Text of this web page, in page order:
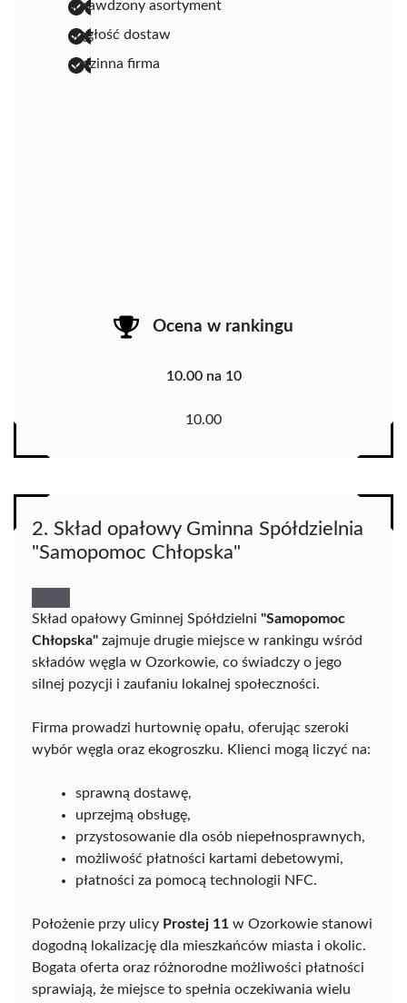
sprawdzony asortyment
ciągłość dostaw
rodzinna firma
Ocena w rankingu
10.00 na 10
10.00
2. Skład opałowy Gminna Spółdzielnia
"Samopomoc Chłopska"
Skład opałowy Gminnej Spółdzielni "Samopomoc
Chłopska" zajmuje drugie miejsce w rankingu wśród
składów węgla w Ozorkowie, co świadczy o jego
silnej pozycji i zaufaniu lokalnej społeczności.
Firma prowadzi hurtownię opału, oferując szeroki
wybór węgla oraz ekogroszku. Klienci mogą liczyć na:
sprawną dostawę,
uprzejmą obsługę,
przystosowanie dla osób niepełnosprawnych,
możliwość płatności kartami debetowymi,
płatności za pomocą technologii NFC.
Położenie przy ulicy Prostej 11 w Ozorkowie stanowi
dogodną lokalizację dla mieszkańców miasta i okolic.
Bogata oferta oraz różnorodne możliwości płatności
sprawiają, że miejsce to spełnia oczekiwania wielu